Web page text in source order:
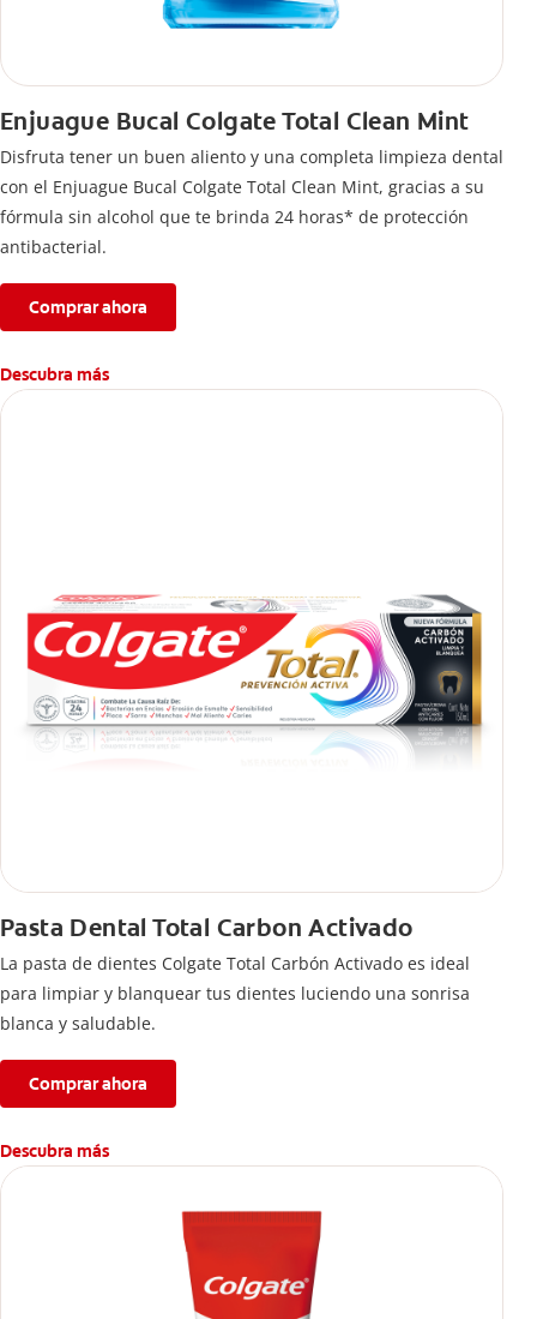
Enjuague Bucal Colgate Total Clean Mint
Disfruta tener un buen aliento y una completa limpieza dental
con el Enjuague Bucal Colgate Total Clean Mint, gracias a su
fórmula sin alcohol que te brinda 24 horas* de protección
antibacterial.
Comprar ahora
Descubra más
Pasta Dental Total Carbon Activado
La pasta de dientes Colgate Total Carbón Activado es ideal
para limpiar y blanquear tus dientes luciendo una sonrisa
blanca y saludable.
Comprar ahora
Descubra más